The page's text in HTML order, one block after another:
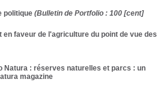
politique(Bulletin de Portfolio : 100 [cent]
faveur de l'agriculture du point de vue des
Natura : réserves naturelles et parcs : un
magazine